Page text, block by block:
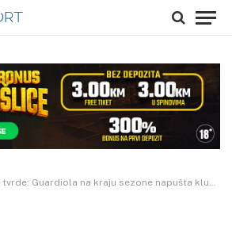
Guardiola na kraju sezone napušta klupu Manchester Cityja